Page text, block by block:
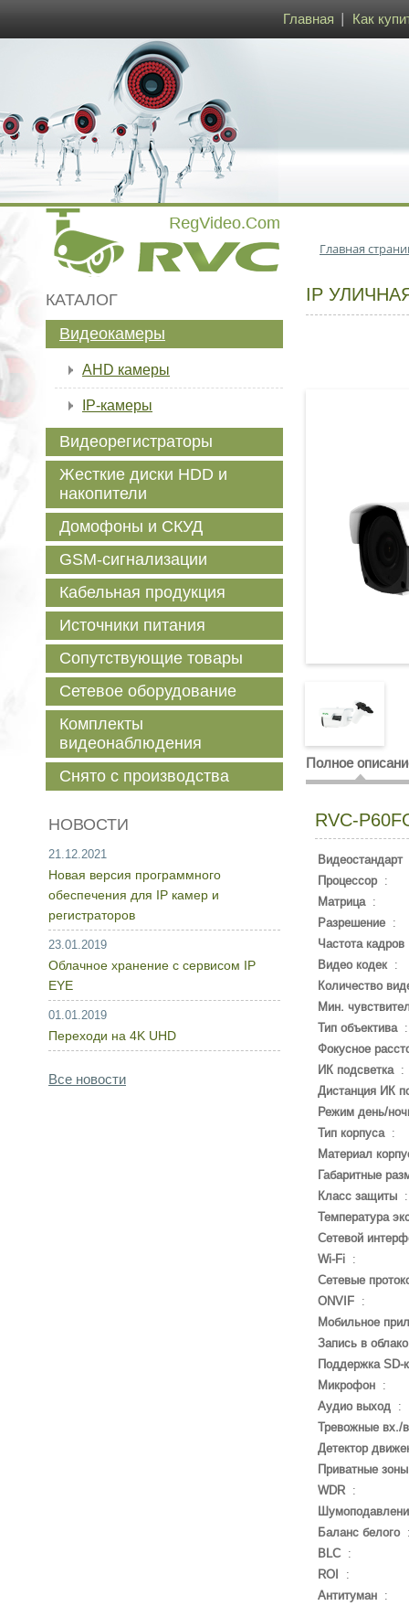
Главная Как
Главная
IP
Полное
RVC-
Видеостандарт
Процессор:
Матрица:
Разрешение :
Частота кадров
Видео кодек:
Количество
Мин.
Тип объектива
Фокусное
ИК подсветка:
Дистанция ИК
Режим день/
Тип корпуса:
Материал
Габаритные
Класс защиты
Температура
Сетевой
Wi-Fi :
Сетевые
ONVIF :
Мобильное
Запись в облако
Поддержка SD-
Микрофон :
Аудио выход :
Тревожные вх./
Детектор
Приватные зоны
WDR:
Баланс белого
BLC:
ROI
:
Антитуман :
КАТАЛОГ
Видеокамеры
AHD камеры
IP-камеры
Видеорегистраторы
Жесткие диски HDD и
накопители
Домофоны и СКУД
GSM-сигнализации
Кабельная продукция
Источники питания
Сопутствующие товары
Сетевое оборудование
Комплекты
видеонаблюдения
Снято с производства
НОВОСТИ
21.12.2021
Новая версия программного
обеспечения для IP камер и
регистраторов
23.01.2019
Облачное хранение с сервисом IP
EYE
01.01.2019
Переходи на 4K UHD
Все новости